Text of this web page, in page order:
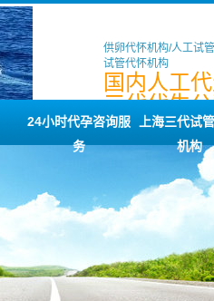
供卵代怀机构/人工试
试管代怀机构
国内人工
三代代生
试管助孕
24小时代孕咨询服
务
上海三代试
机构